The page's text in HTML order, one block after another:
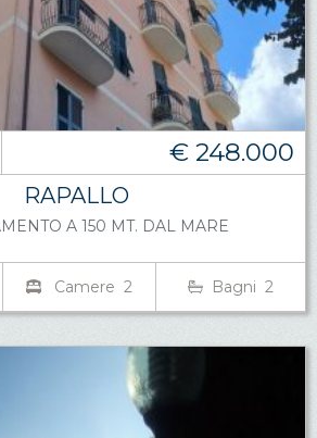
€ 248.000
RAPALLO
A 150 MT. DAL MARE
Camere 2 Bagni 2